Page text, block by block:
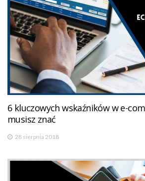
6 kluczowych wskaźników w e-
musisz znać
28 sierpnia 2018